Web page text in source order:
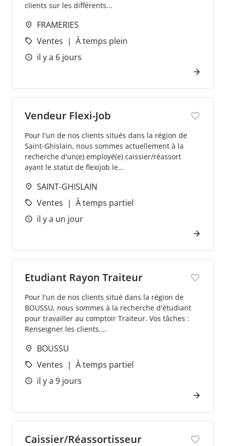
clients sur les différents...
FRAMERIES
Ventes
À temps plein
il y a 6 jours
Vendeur Flexi-Job
Pour l'un de nos clients situés dans la région de
Saint-Ghislain, nous sommes actuellement à la
recherche d'un(e) employé(e) caissier/réassort
ayant le statut de flexijob le...
SAINT-GHISLAIN
Ventes
À temps partiel
il y a un jour
Etudiant Rayon Traiteur
Pour l'un de nos clients situé dans la région de
BOUSSU, nous sommes à la recherche d'étudiant
pour travailler au comptoir Traiteur. Vos tâches :
Renseigner les clients....
BOUSSU
Ventes
À temps partiel
il y a 9 jours
Caissier/Réassortisseur